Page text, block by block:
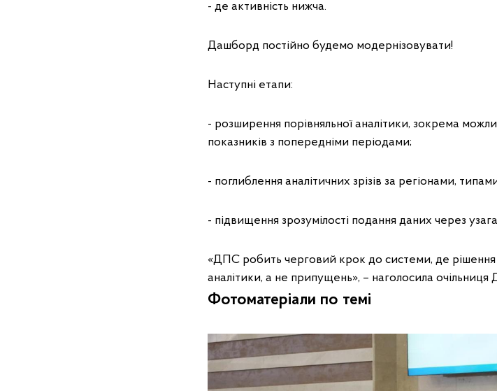
- де активність нижча.
Дашборд постійно будемо модернізовувати!
Наступні етапи:
- розширення порівняльної аналітики, зокрема
показників з попередніми періодами;
- поглиблення аналітичних зрізів за регіонами,
- підвищення зрозумілості подання даних через
«ДПС робить черговий крок до системи, де рішення
аналітики, а не припущень», – наголосила очільниця
Фотоматеріали по темі